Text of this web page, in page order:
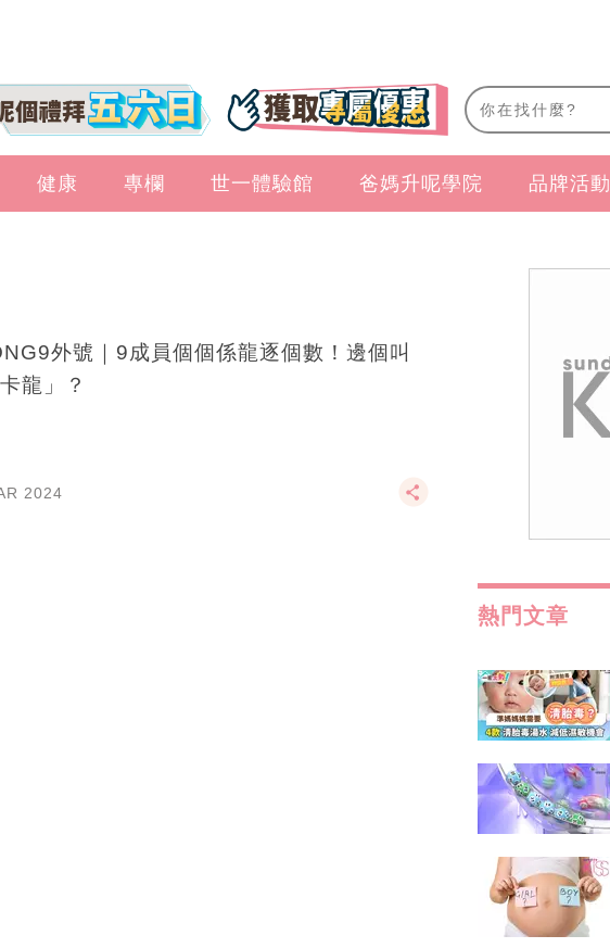
健康 專欄 世一體驗館 爸媽升呢學院 品牌活動
外號｜9成員個個係龍逐個數！邊個叫
龍」？
2024
熱門文章